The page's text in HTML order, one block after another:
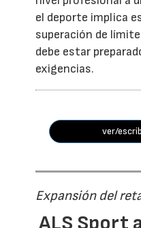
el deporte implica
superación de
debe estar
exigencias.
ver/
Expansión del